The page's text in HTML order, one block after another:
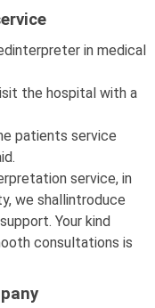
in medical
the hospital with a
patients service
service, in
we shallintroduce
Your kind
consultations is